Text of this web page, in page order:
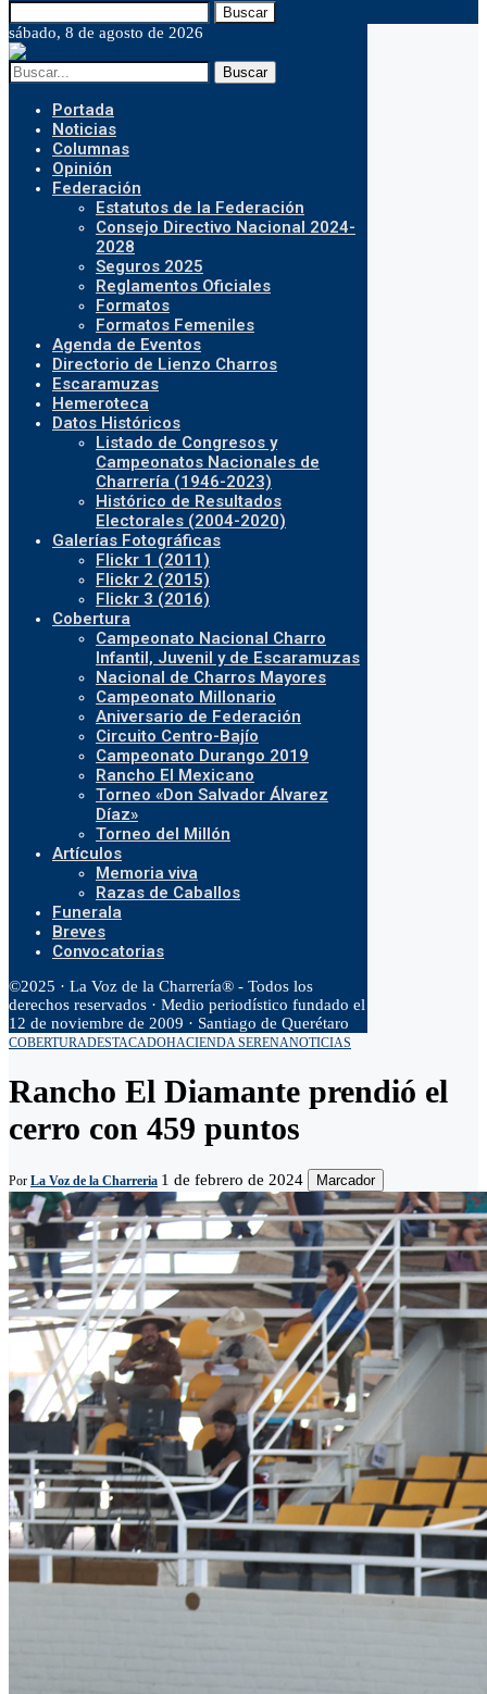
Buscar
sábado, 8 de agosto de 2026
Buscar
Portada
Noticias
Columnas
Opinión
Federación
Estatutos de la Federación
Consejo Directivo Nacional 2024-
2028
Seguros 2025
Reglamentos Oficiales
Formatos
Formatos Femeniles
Agenda de Eventos
Directorio de Lienzo Charros
Escaramuzas
Hemeroteca
Datos Históricos
Listado de Congresos y
Campeonatos Nacionales de
Charrería (1946-2023)
Histórico de Resultados
Electorales (2004-2020)
Galerías Fotográficas
Flickr 1 (2011)
Flickr 2 (2015)
Flickr 3 (2016)
Cobertura
Campeonato Nacional Charro
Infantil, Juvenil y de Escaramuzas
Nacional de Charros Mayores
Campeonato Millonario
Aniversario de Federación
Circuito Centro-Bajío
Campeonato Durango 2019
Rancho El Mexicano
Torneo «Don Salvador Álvarez
Díaz»
Torneo del Millón
Artículos
Memoria viva
Razas de Caballos
Funerala
Breves
Convocatorias
©2025 · La Voz de la Charrería® - Todos los
derechos reservados · Medio periodístico fundado el
12 de noviembre de 2009 · Santiago de Querétaro
COBERTURADESTACADOHACIENDA SERENANOTICIAS
Rancho El Diamante prendió el
cerro con 459 puntos
Por La Voz de la Charreria 1 de febrero de 2024 Marcador